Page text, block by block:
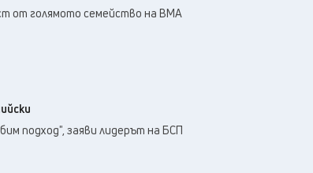
от голямото семейство на ВМА
подход", заяви лидерът на БСП